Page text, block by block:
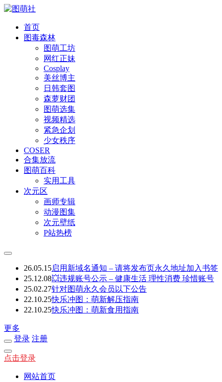
首页
图毒森林
图萌工坊
网红正妹
Cosplay
美丝博主
日韩套图
森萝财团
图萌选集
视频精选
紧急企划
少女秩序
COSER
合集放流
图萌百科
实用工具
次元区
画师专辑
动漫图集
次元壁纸
P站热榜
26.05.15启用新域名通知 – 请将发布页永久地址加入书签
25.12.08💥违规账号公示 – 健康生活 理性消费 珍惜账号
25.02.27针对图萌永久会员以下公告
22.10.25快乐冲图：萌新解压指南
22.10.25快乐冲图：萌新食用指南
更多
登录 注册
点击登录
网站首页